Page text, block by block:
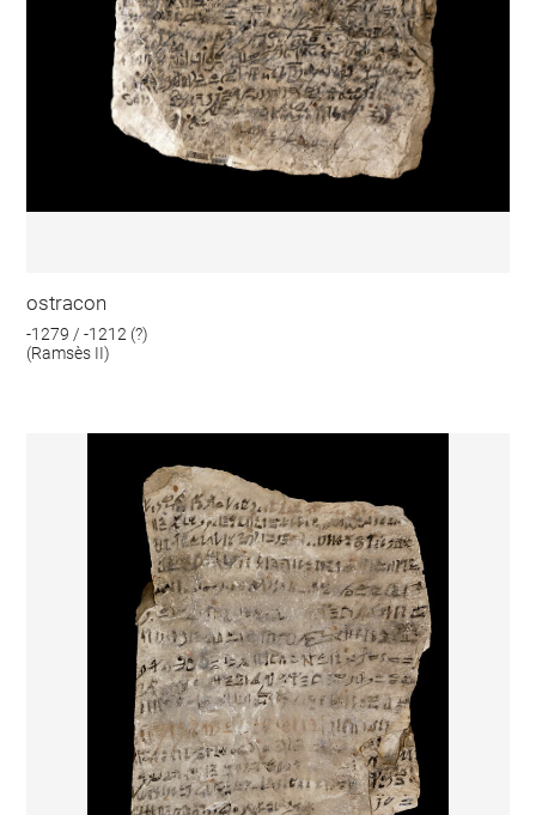
ostracon
-1279 / -1212 (?)
(Ramsès II)